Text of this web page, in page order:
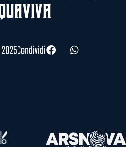
Condividi